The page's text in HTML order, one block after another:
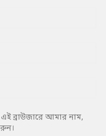
ব্রাউজারে আমার নাম,